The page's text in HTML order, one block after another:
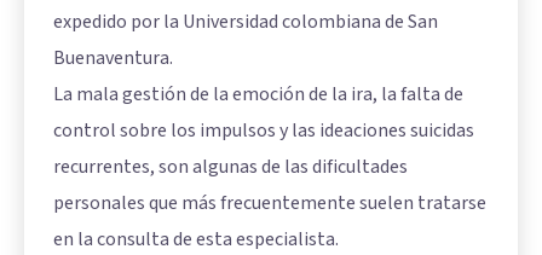
expedido por la Universidad colombiana de San
Buenaventura.
La mala gestión de la emoción de la ira, la falta de
control sobre los impulsos y las ideaciones suicidas
recurrentes, son algunas de las dificultades
personales que más frecuentemente suelen tratarse
en la consulta de esta especialista.